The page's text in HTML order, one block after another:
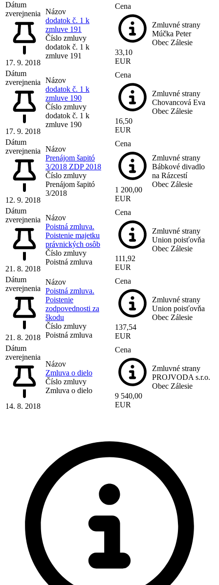
Dátum
zverejnenia
17. 9. 2018
Názov
dodatok č. 1 k
zmluve 191
Číslo zmluvy
dodatok č. 1 k
zmluve 191
Cena
33,10
EUR
Zmluvné strany
Múčka Peter
Obec Zálesie
Dátum
zverejnenia
17. 9. 2018
Názov
dodatok č. 1 k
zmluve 190
Číslo zmluvy
dodatok č. 1 k
zmluve 190
Cena
16,50
EUR
Zmluvné strany
Chovancová Eva
Obec Zálesie
Dátum
zverejnenia
12. 9. 2018
Názov
Prenájom šapitó
3/2018 ZDP 2018
Číslo zmluvy
Prenájom šapitó
3/2018
Cena
1 200,00
EUR
Zmluvné strany
Bábkové divadlo
na Rázcestí
Obec Zálesie
Dátum
zverejnenia
21. 8. 2018
Názov
Poistná zmluva.
Poistenie majetku
právnických osôb
Číslo zmluvy
Poistná zmluva
Cena
111,92
EUR
Zmluvné strany
Union poisťovňa
Obec Zálesie
Dátum
zverejnenia
21. 8. 2018
Názov
Poistná zmluva.
Poistenie
zodpovednosti za
škodu
Číslo zmluvy
Poistná zmluva
Cena
137,54
EUR
Zmluvné strany
Union poisťovňa
Obec Zálesie
Dátum
zverejnenia
14. 8. 2018
Názov
Zmluva o dielo
Číslo zmluvy
Zmluva o dielo
Cena
9 540,00
EUR
Zmluvné strany
PROJVODA s.r.o.
Obec Zálesie